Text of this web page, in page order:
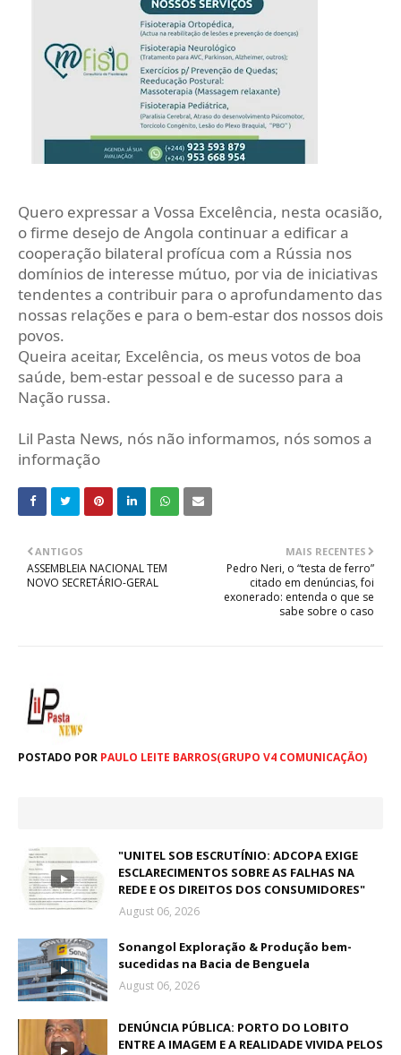
Quero expressar a Vossa Excelência, nesta ocasião,
o firme desejo de Angola continuar a edificar a
cooperação bilateral profícua com a Rússia nos
domínios de interesse mútuo, por via de iniciativas
tendentes a contribuir para o aprofundamento das
nossas relações e para o bem-estar dos nossos dois
povos.
Queira aceitar, Excelência, os meus votos de boa
saúde, bem-estar pessoal e de sucesso para a
Nação russa.
Lil Pasta News, nós não informamos, nós somos a
informação
MAIS RECENTES
Pedro Neri, o “testa de ferro”
citado em denúncias, foi
exonerado: entenda o que se
sabe sobre o caso
ANTIGOS
ASSEMBLEIA NACIONAL TEM
NOVO SECRETÁRIO-GERAL
POSTADO POR PAULO LEITE BARROS(GRUPO V4 COMUNICAÇÃO)
"UNITEL SOB ESCRUTÍNIO: ADCOPA EXIGE
ESCLARECIMENTOS SOBRE AS FALHAS NA
REDE E OS DIREITOS DOS CONSUMIDORES"
August 06, 2026
Sonangol Exploração & Produção bem-
sucedidas na Bacia de Benguela
August 06, 2026
DENÚNCIA PÚBLICA: PORTO DO LOBITO
ENTRE A IMAGEM E A REALIDADE VIVIDA PELOS